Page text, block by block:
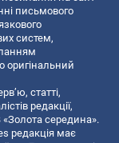
письмового
систем,
оригінальний
статті,
редакції,
середина».
редакція має